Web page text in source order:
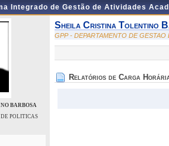
Integrado de Gestão de Atividades
BARBOSA
POLITICAS
Sheila Cristina Tolentino
GPP - DEPARTAMENTO DE GESTAO
Relatórios de Carga